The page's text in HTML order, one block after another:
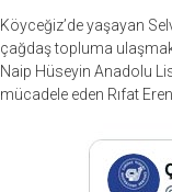
Köyceğiz’de yaşayan
çağdaş topluma
Naip Hüseyin Anadolu
mücadele eden Rıfat